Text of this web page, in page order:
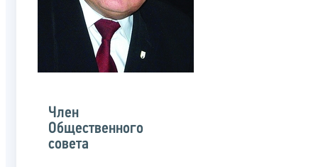
Член
Общественного
совета